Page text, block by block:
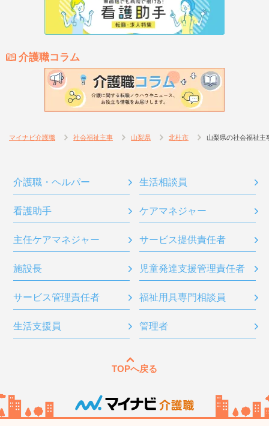
介護職コラム
マイナビ介護職 社会福祉主事 山梨県 北杜市 山梨県の社会福祉主
介護職・ヘルパー 生活相談員
看護助手 ケアマネジャー
主任ケアマネジャー サービス提供責任者
施設長 児童発達支援管理責任者
サービス管理責任者 福祉用具専門相談員
生活支援員 管理者
TOPへ戻る